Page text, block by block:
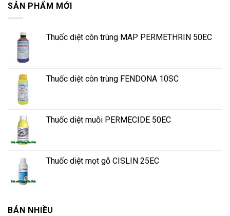
SẢN PHẨM MỚI
Thuốc diệt côn trùng MAP PERMETHRIN 50EC
Thuốc diệt côn trùng FENDONA 10SC
Thuốc diệt muỗi PERMECIDE 50EC
Thuốc diệt mọt gỗ CISLIN 25EC
BÁN NHIỀU